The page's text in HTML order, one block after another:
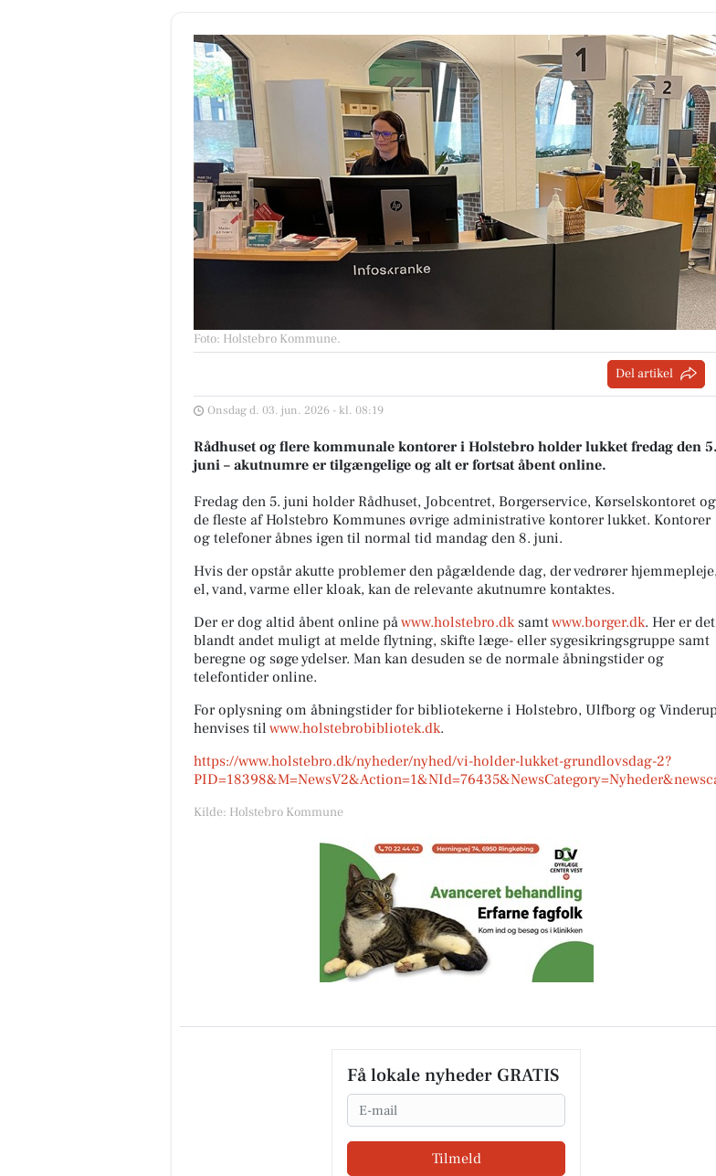
Foto: Holstebro Kommune.
Del artikel
Onsdag d. 03. jun. 2026 - kl. 08:19
Rådhuset og flere kommunale kontorer i Holstebro holder lukket fredag den 5.
juni – akutnumre er tilgængelige og alt er fortsat åbent online.
Fredag den 5. juni holder Rådhuset, Jobcentret, Borgerservice, Kørselskontoret og
de fleste af Holstebro Kommunes øvrige administrative kontorer lukket. Kontorer
og telefoner åbnes igen til normal tid mandag den 8. juni.
Hvis der opstår akutte problemer den pågældende dag, der vedrører hjemmepleje,
el, vand, varme eller kloak, kan de relevante akutnumre kontaktes.
Der er dog altid åbent online påwww.holstebro.dksamtwww.borger.dk. Her er det
blandt andet muligt at melde flytning, skifte læge- eller sygesikringsgruppe samt
beregne og søge ydelser. Man kan desuden se de normale åbningstider og
telefontider online.
For oplysning om åbningstider for bibliotekerne i Holstebro, Ulfborg og
henvises til www.holstebrobibliotek.dk.
https://www.holstebro.dk/nyheder/nyhed/vi-holder-lukket-grundlovsdag-2?
Kilde: Holstebro Kommune
Få lokale nyheder GRATIS
Email
Tilmeld